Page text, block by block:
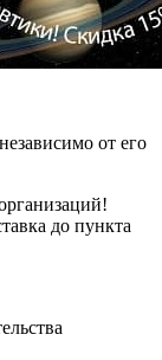
от его
до пункта